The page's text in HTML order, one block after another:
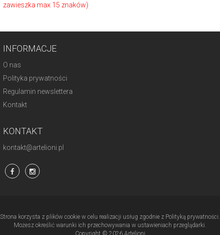
zawieszka max 15 znaków)
INFORMACJE
O nas
Polityka prywatności
Regulamin newslettera
Kontakt
KONTAKT
kontakt@artelioni.pl
Strona korzysta z plików cookie w celu realizacji usług zgodnie z Polityką prywatności.
Możesz określić warunki ich przechowywania w ustawieniach przeglądarki.
Copyright © 2026 Artelioni